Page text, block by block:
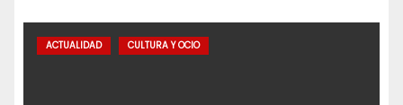
ACTUALIDAD CULTURA Y OCIO